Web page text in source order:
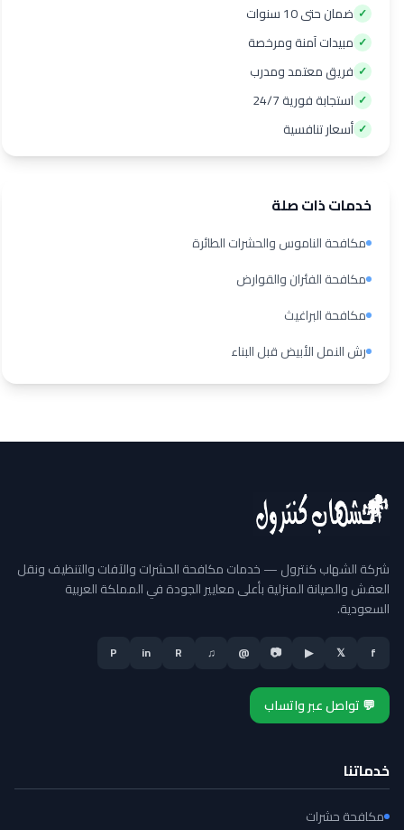
✓ ضمان حتى 10 سنوات
✓ مبيدات آمنة ومرخصة
✓ فريق معتمد ومدرب
✓ استجابة فورية 24/7
✓ أسعار تنافسية
خدمات ذات صلة
مكافحة الناموس والحشرات الطائرة
مكافحة الفئران والقوارض
مكافحة البراغيث
رش النمل الأبيض قبل البناء
شركة الشهاب كنترول — خدمات مكافحة الحشرات والآفات والتنظيف ونقل
العفش والصيانة المنزلية بأعلى معايير الجودة في المملكة العربية
السعودية.
f
𝕏
▶
📷
@
♫
R
in
P
💬 تواصل عبر واتساب
خدماتنا
مكافحة حشرات